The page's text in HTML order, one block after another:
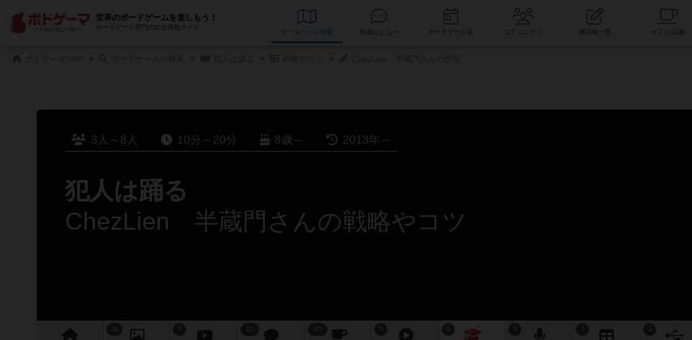
世界のボードゲームを楽しもう！
ボードゲーム専門の総合情報サイト
データベース コミュニティ
3人～8人 10分～20分 8歳～ 2013年～
犯人は踊る
ChezLien 半蔵門さんの戦略やコツ